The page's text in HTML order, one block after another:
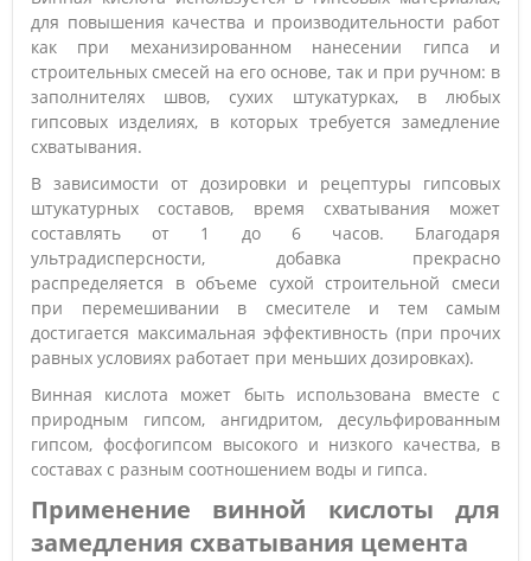
для повышения качества и производительности работ
как при механизированном нанесении гипса и
строительных смесей на его основе, так и при ручном: в
заполнителях швов, сухих штукатурках, в любых
гипсовых изделиях, в которых требуется замедление
схватывания.
В зависимости от дозировки и рецептуры гипсовых
штукатурных составов, время схватывания может
составлять от 1 до 6 часов. Благодаря
ультрадисперсности, добавка прекрасно
распределяется в объеме сухой строительной смеси
при перемешивании в смесителе и тем самым
достигается максимальная эффективность (при прочих
равных условиях работает при меньших дозировках).
Винная кислота может быть использована вместе с
природным гипсом, ангидритом, десульфированным
гипсом, фосфогипсом высокого и низкого качества, в
составах с разным соотношением воды и гипса.
Применение винной кислоты для
замедления схватывания цемента